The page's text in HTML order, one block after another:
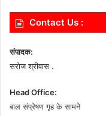
Contact Us :
संपादक:
सरोज श्रीवास .
Head Office:
बाल संप्रेषण गृह के सामने